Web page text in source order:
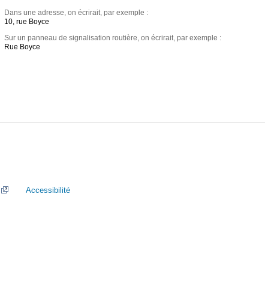
Dans une adresse, on écrirait, par exemple :
10, rue Boyce
Sur un panneau de signalisation routière, on écrirait, par exemple :
Rue Boyce
Accessibilité